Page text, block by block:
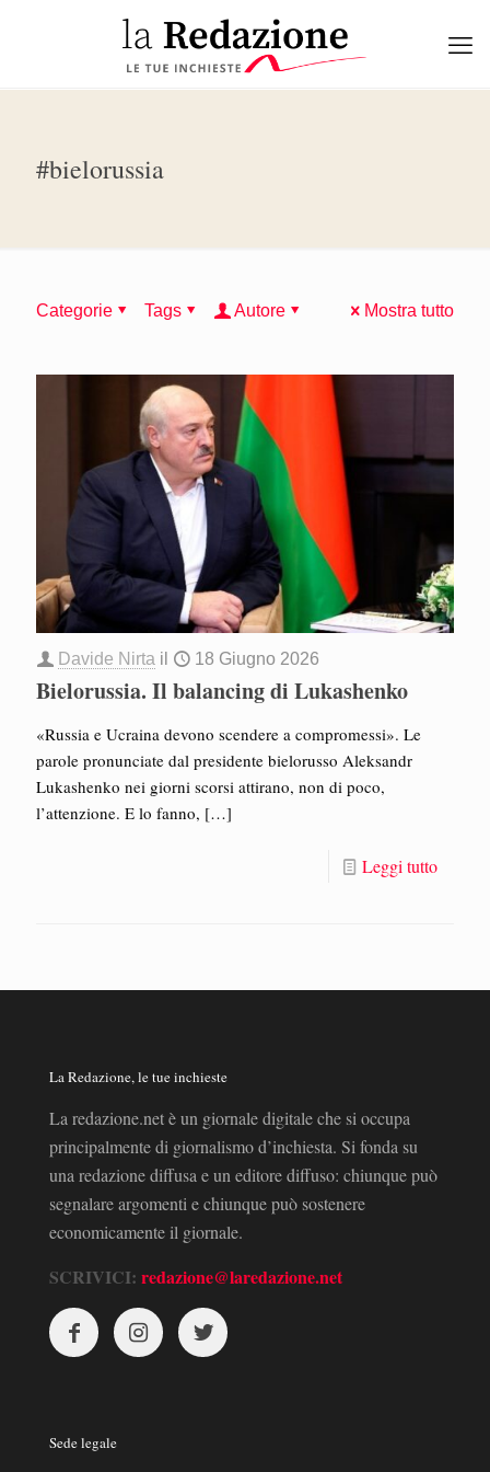
#bielorussia
Categorie Tags Autore Mostra tutto
Davide Nirta il 18 Giugno 2026
Bielorussia. Il balancing di Lukashenko
«Russia e Ucraina devono scendere a compromessi». Le
parole pronunciate dal presidente bielorusso Aleksandr
Lukashenko nei giorni scorsi attirano, non di poco,
l’attenzione. E lo fanno, […]
Leggi tutto
La Redazione, le tue inchieste
La redazione.net è un giornale digitale che si occupa
principalmente di giornalismo d’inchiesta. Si fonda su
una redazione diffusa e un editore diffuso: chiunque può
segnalare argomenti e chiunque può sostenere
economicamente il giornale.
SCRIVICI: redazione@laredazione.net
Sede legale